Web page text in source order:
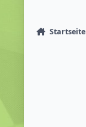
Startseite